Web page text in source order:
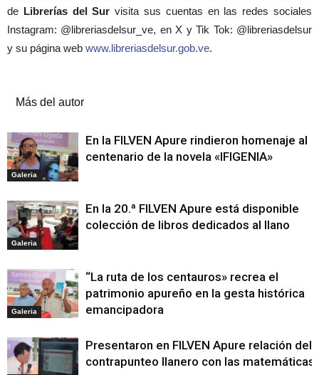
de Librerías del Sur visita sus cuentas en las redes sociales
Instagram: @libreriasdelsur_ve, en X y Tik Tok: @libreriasdelsur
y su página web www.libreriasdelsur.gob.ve.
Más del autor
Galeria
En la FILVEN Apure rindieron homenaje al
centenario de la novela «IFIGENIA»
Galeria
En la 20.ª FILVEN Apure está disponible
colección de libros dedicados al llano
Galeria
“La ruta de los centauros» recrea el
patrimonio apureño en la gesta histórica
emancipadora
Presentaron en FILVEN Apure relación del
contrapunteo llanero con las matemáticas